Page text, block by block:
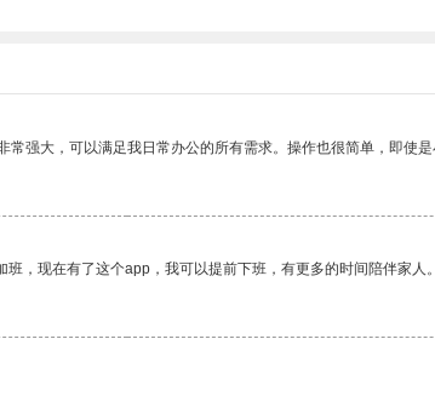
强大，可以满足我日常办公的所有需求。操作也很简单，即使是
，现在有了这个app，我可以提前下班，有更多的时间陪伴家人。